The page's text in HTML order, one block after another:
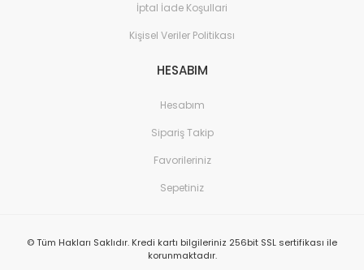
İptal İade Koşullari
Kişisel Veriler Politikası
HESABIM
Hesabım
Sipariş Takip
Favorileriniz
Sepetiniz
© Tüm Hakları Saklıdır. Kredi kartı bilgileriniz 256bit SSL sertifikası ile
korunmaktadır.